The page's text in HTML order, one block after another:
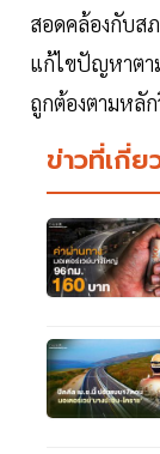
สอดคล้องกับส
แก้ไขปัญหาต
ถูกต้องตามหลัก
ข่าวที่เกี่